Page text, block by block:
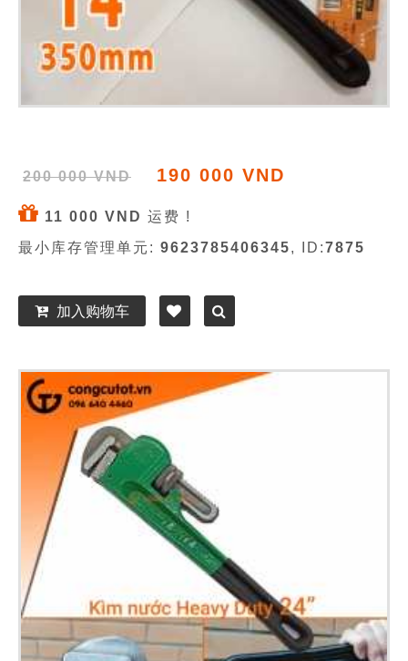
200 000 VND 190 000 VND
11 000 VND 运费 !
最小库存管理单元: 9623785406345, ID:7875
加入购物车